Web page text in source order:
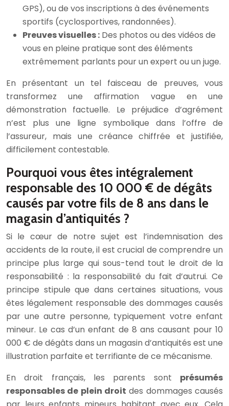
GPS), ou de vos inscriptions à des événements
sportifs (cyclosportives, randonnées).
Preuves visuelles : Des photos ou des vidéos de
vous en pleine pratique sont des éléments
extrêmement parlants pour un expert ou un juge.
En présentant un tel faisceau de preuves, vous
transformez une affirmation vague en une
démonstration factuelle. Le préjudice d’agrément
n’est plus une ligne symbolique dans l’offre de
l’assureur, mais une créance chiffrée et justifiée,
difficilement contestable.
Pourquoi vous êtes intégralement
responsable des 10 000 € de dégâts
causés par votre fils de 8 ans dans le
magasin d’antiquités ?
Si le cœur de notre sujet est l’indemnisation des
accidents de la route, il est crucial de comprendre un
principe plus large qui sous-tend tout le droit de la
responsabilité : la responsabilité du fait d’autrui. Ce
principe stipule que dans certaines situations, vous
êtes légalement responsable des dommages causés
par une autre personne, typiquement votre enfant
mineur. Le cas d’un enfant de 8 ans causant pour 10
000 € de dégâts dans un magasin d’antiquités est une
illustration parfaite et terrifiante de ce mécanisme.
En droit français, les parents sont présumés
responsables de plein droit des dommages causés